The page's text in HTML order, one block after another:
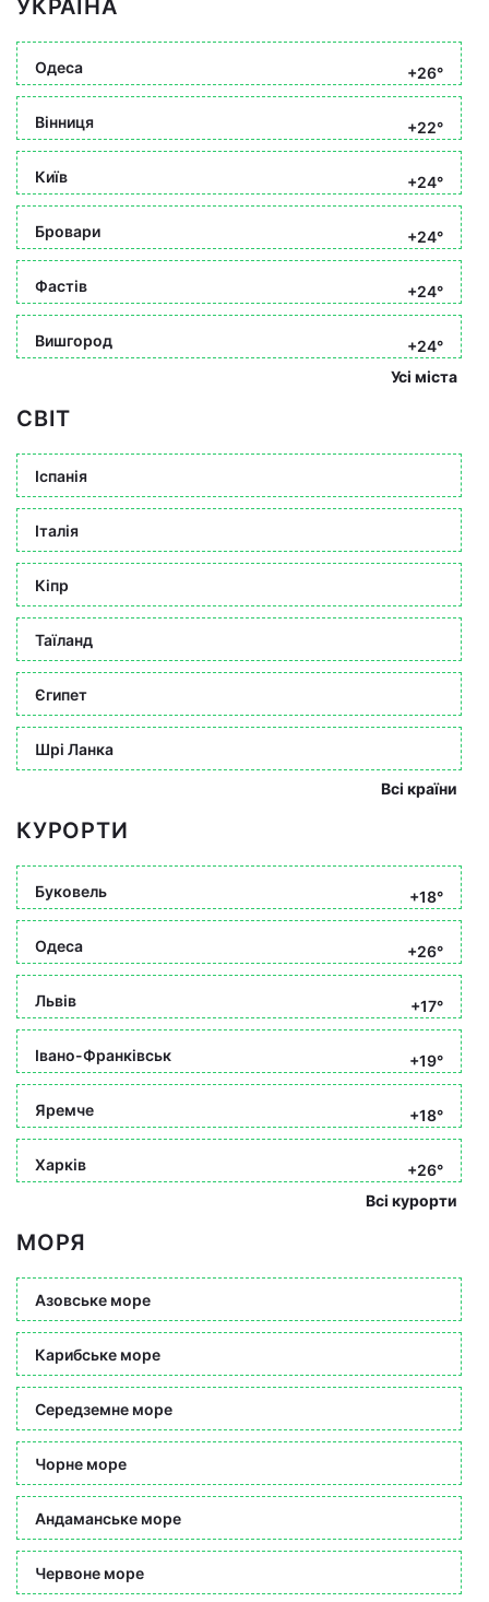
УКРАЇНА
Одеса +26°
Вінниця +22°
Київ +24°
Бровари +24°
Фастів +24°
Вишгород
+24°
Усі міста
СВІТ
Іспанія
Італія
Кіпр
Таїланд
Єгипет
Шрі Ланка
Всі країни
КУРОРТИ
Буковель +18°
Одеса +26°
Львів +17°
Івано-Франківськ +19°
Яремче +18°
Харків
+26°
Всі курорти
МОРЯ
Азовське море
Карибське море
Середземне море
Чорне море
Андаманське море
Червоне море